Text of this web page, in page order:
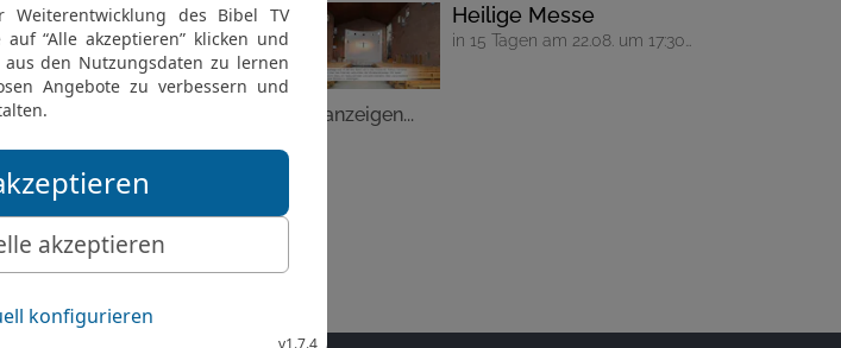
Heilige Messe
in 15 Tagen am 22.08. um 17:30
alle anzeigen...